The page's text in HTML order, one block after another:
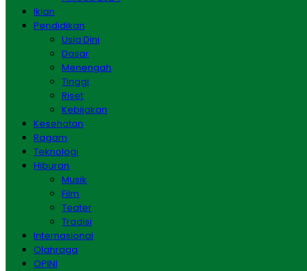
Iklan
Pendidikan
Usia Dini
Dasar
Menengah
Tinggi
Riset
Kebijakan
Kesehatan
Ragam
Teknologi
Hiburan
Musik
Film
Teater
Tradisi
Internasional
Olahraga
OPINI